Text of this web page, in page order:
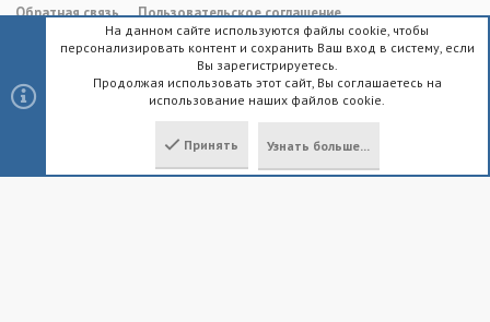
Обратная связь
Пользовательское соглашение
Политика конфиденциальности
Помощь Главная
R
S
Community platform by XenForo® © 2010-2023 XenForo Ltd.
XenForo.Info
На данном сайте используются файлы cookie, чтобы
персонализировать контент и сохранить Ваш вход в систему, если
Вы зарегистрируетесь.
Продолжая использовать этот сайт, Вы соглашаетесь на
использование наших файлов cookie.
Принять Узнать больше...